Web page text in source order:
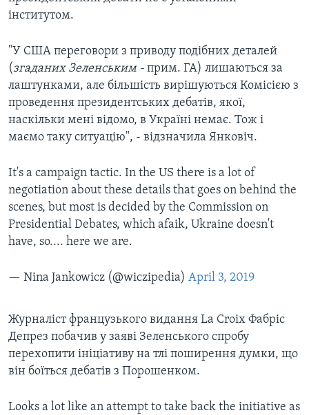
інститутом.
"У США переговори з приводу подібних деталей
(згаданих Зеленським - прим. ГА) лишаються за
лаштунками, але більшість вирішуються Комісією з
проведення президентських дебатів, якої,
наскільки мені відомо, в Україні немає. Тож і
маємо таку ситуацію", - відзначила Янковіч.
It's a campaign tactic. In the US there is a lot of
negotiation about these details that goes on behind the
scenes, but most is decided by the Commission on
Presidential Debates, which afaik, Ukraine doesn't
have, so.... here we are.
— Nina Jankowicz (@wiczipedia) April 3, 2019
Журналіст французького видання La Croix Фабріс
Депрез побачив у заяві Зеленського спробу
перехопити ініціативу на тлі поширення думки, що
він боїться дебатів з Порошенком.
Looks a lot like an attempt to take back the initiative as